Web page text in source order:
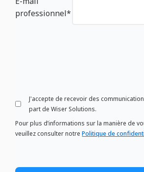
professionnel*
J'accepte de recevoir des
part de Wiser Solutions.
Pour plus d’informations sur la manière de
veuillez consulter notrePolitique de